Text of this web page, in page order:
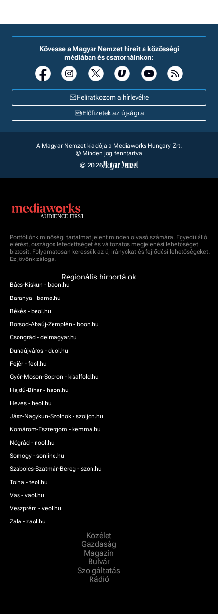
Feliratkozom a hírlevélre
Kövesse a Magyar Nemzet híreit a közösségi
médiában és csatornáinkon:
Előfizetek az újságra
A Magyar Nemzet kiadója a Mediaworks Hungary Zrt.
© Minden jog fenntartva
© 2026
Portfóliónk minőségi tartalmat jelent minden olvasó számára. Egyedülálló
elérést, országos lefedettséget és változatos megjelenési lehetőséget
biztosít. Folyamatosan keressük az új irányokat és fejlődési lehetőségeket.
Ez jövőnk záloga.
Regionális hírportálok
Bács-Kiskun - baon.hu
Baranya - bama.hu
Békés - beol.hu
Borsod-Abaúj-Zemplén - boon.hu
Csongrád - delmagyar.hu
Dunaújváros - duol.hu
Fejér - feol.hu
Győr-Moson-Sopron - kisalfold.hu
Hajdú-Bihar - haon.hu
Heves - heol.hu
Jász-Nagykun-Szolnok - szoljon.hu
Komárom-Esztergom - kemma.hu
Nógrád - nool.hu
Somogy - sonline.hu
Szabolcs-Szatmár-Bereg - szon.hu
Tolna - teol.hu
Vas - vaol.hu
Veszprém - veol.hu
Zala - zaol.hu
Közélet
Gazdaság
Magazin
Bulvár
Szolgáltatás
Rádió